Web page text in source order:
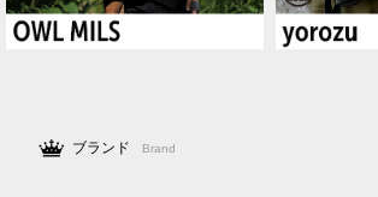
ブランド Brand